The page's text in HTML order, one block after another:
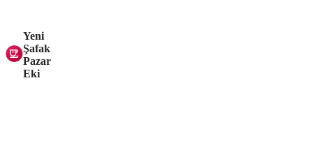
Yeni
Şafak
Pazar
Eki